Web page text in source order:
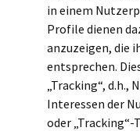
in einem
Profile dienen
anzuzeigen, die
entsprechen.
„Tracking“,
Interessen der
oder